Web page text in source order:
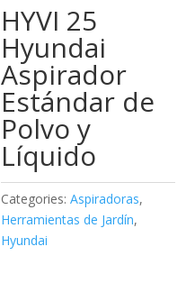
HYVI 25
Hyundai
Aspirador
Estándar de
Polvo y
Líquido
Categories:Aspiradoras,
Herramientas de Jardín,
Hyundai